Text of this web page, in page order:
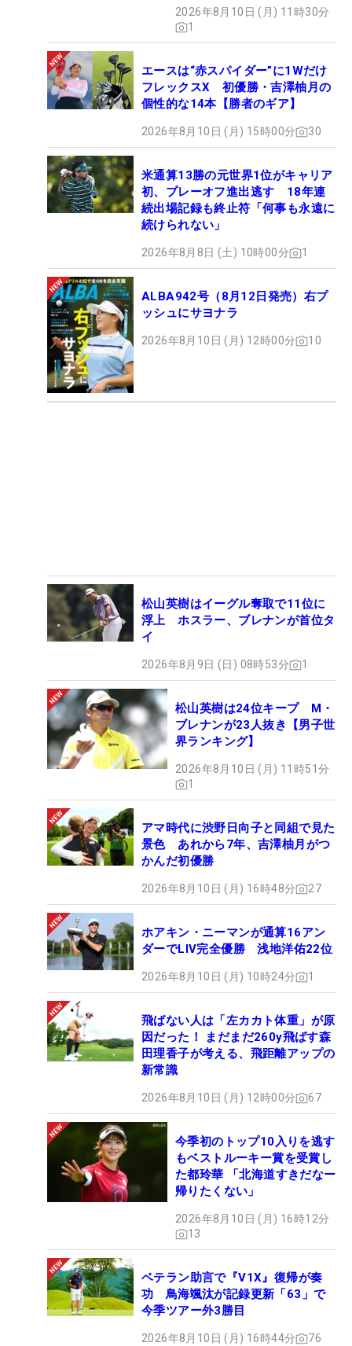
2026年8月10日 (月) 11時30分
1
エースは“赤スパイダー”に1Wだけ
フレックスX 初優勝・吉澤柚月の
個性的な14本【勝者のギア】
2026年8月10日 (月) 15時00分 30
米通算13勝の元世界1位がキャリア
初、プレーオフ進出逃す 18年連
続出場記録も終止符「何事も永遠に
続けられない」
2026年8月8日 (土) 10時00分 1
ALBA942号（8月12日発売）右プ
ッシュにサヨナラ
2026年8月10日 (月) 12時00分 10
松山英樹はイーグル奪取で11位に
浮上 ホスラー、ブレナンが首位タ
イ
2026年8月9日 (日) 08時53分 1
松山英樹は24位キープ M・
ブレナンが23人抜き【男子世
界ランキング】
2026年8月10日 (月) 11時51分
1
アマ時代に渋野日向子と同組で見た
景色 あれから7年、吉澤柚月がつ
かんだ初優勝
2026年8月10日 (月) 16時48分 27
ホアキン・ニーマンが通算16アン
ダーでLIV完全優勝 浅地洋佑22位
2026年8月10日 (月) 10時24分 1
飛ばない人は「左カカト体重」が原
因だった！ まだまだ260y飛ばす森
田理香子が考える、飛距離アップの
新常識
2026年8月10日 (月) 12時00分 67
今季初のトップ10入りを逃す
もベストルーキー賞を受賞し
た都玲華 「北海道すきだなー
帰りたくない」
2026年8月10日 (月) 16時12分
13
ベテラン助言で『V1X』復帰が奏
功 鳥海颯汰が記録更新「63」で
今季ツアー外3勝目
2026年8月10日 (月) 16時44分 76